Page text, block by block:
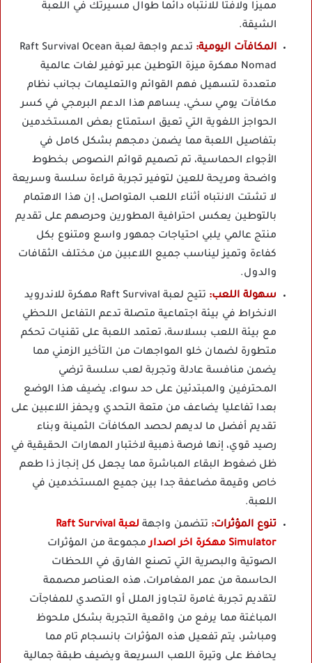
مميزا ولافتا للانتباه دائما طوال مسيرتك في اللعبة
الشيقة.
المكافآت اليومية:
تدعم واجهة لعبة Raft Survival Ocean
Nomad مهكرة ميزة التوطين عبر توفير لغات عالمية
متعددة لتسهيل فهم القوائم والتعليمات بجانب نظام
مكافآت يومي سخي، يساهم هذا الدعم البرمجي في كسر
الحواجز اللغوية التي تعيق استمتاع بعض المستخدمين
بتفاصيل اللعبة مما يضمن دمجهم بشكل كامل في
الأجواء الحماسية، تم تصميم قوائم النصوص بخطوط
واضحة ومريحة للعين لتوفير تجربة قراءة سلسة وسريعة
لا تشتت الانتباه أثناء اللعب المتواصل، إن هذا الاهتمام
بالتوطين يعكس احترافية المطورين وحرصهم على تقديم
منتج عالمي يلبي احتياجات جمهور واسع ومتنوع بكل
كفاءة وتميز ليناسب جميع اللاعبين من مختلف الثقافات
والدول.
سهولة اللعب:
تتيح لعبة Raft Survival مهكرة للاندرويد
الانخراط في بيئة اجتماعية متصلة تدعم التفاعل اللحظي
مع بيئة اللعب بسلاسة، تعتمد اللعبة على تقنيات تحكم
متطورة لضمان خلو المواجهات من التأخير الزمني مما
يضمن منافسة عادلة وتجربة لعب سلسة ترضي
المحترفين والمبتدئين على حد سواء، يضيف هذا الوضع
بعدا تفاعليا يضاعف من متعة التحدي ويحفز اللاعبين على
تقديم أفضل ما لديهم لحصد المكافآت الثمينة وبناء
رصيد قوي، إنها فرصة ذهبية لاختبار المهارات الحقيقية في
ظل ضغوط البقاء المباشرة مما يجعل كل إنجاز ذا طعم
خاص وقيمة مضاعفة جدا بين جميع المستخدمين في
اللعبة.
تنوع المؤثرات: تتضمن واجهة
لعبة Raft Survival
Simulator مهكرة اخر اصدار
مجموعة من المؤثرات
الصوتية والبصرية التي تصنع الفارق في اللحظات
الحاسمة من عمر المغامرات، هذه العناصر مصممة
لتقديم تجربة غامرة لتجاوز الملل أو التصدي للمفاجآت
المباغتة مما يرفع من واقعية التجربة بشكل ملحوظ
ومباشر، يتم تفعيل هذه المؤثرات بانسجام تام مما
يحافظ على وتيرة اللعب السريعة ويضيف طبقة جمالية